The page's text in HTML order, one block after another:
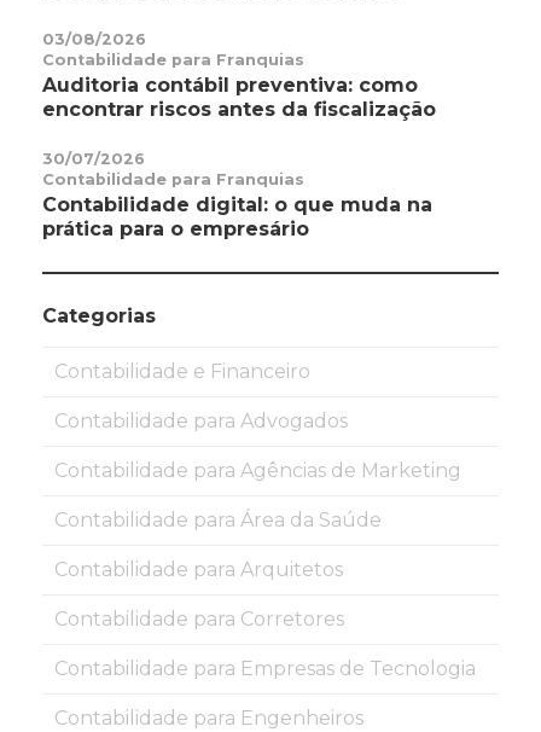
03/08/2026
Contabilidade para Franquias
Auditoria contábil preventiva: como
encontrar riscos antes da fiscalização
30/07/2026
Contabilidade para Franquias
Contabilidade digital: o que muda na
prática para o empresário
Categorias
Contabilidade e Financeiro
Contabilidade para Advogados
Contabilidade para Agências de Marketing
Contabilidade para Área da Saúde
Contabilidade para Arquitetos
Contabilidade para Corretores
Contabilidade para Empresas de Tecnologia
Contabilidade para Engenheiros